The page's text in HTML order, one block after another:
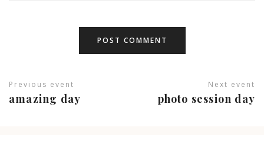
Previous event
amazing day
Next event
photo session day